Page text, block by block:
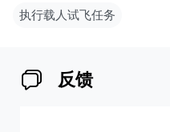
执行载人试飞任务
反馈